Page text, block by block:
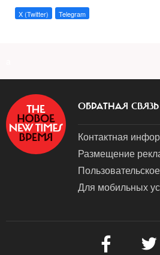
X (Twitter) Telegram
ОБРАТНАЯ СВЯЗЬ
Контактная
Размещение
Для мобильных